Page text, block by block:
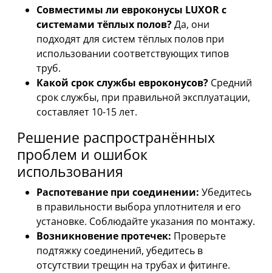
Совместимы ли евроконусы LUXOR с
системами тёплых полов?Да, они
подходят для систем тёплых полов при
использовании соответствующих типов
труб.
Какой срок службы евроконусов? Средний
срок службы, при правильной эксплуатации,
составляет 10-15 лет.
Решение распространённых
проблем и ошибок
использования
Распотевание при соединении: Убедитесь
в правильности выбора уплотнителя и его
установке. Соблюдайте указания по монтажу.
Возникновение протечек: Проверьте
подтяжку соединений, убедитесь в
отсутствии трещин на трубах и фитинге.